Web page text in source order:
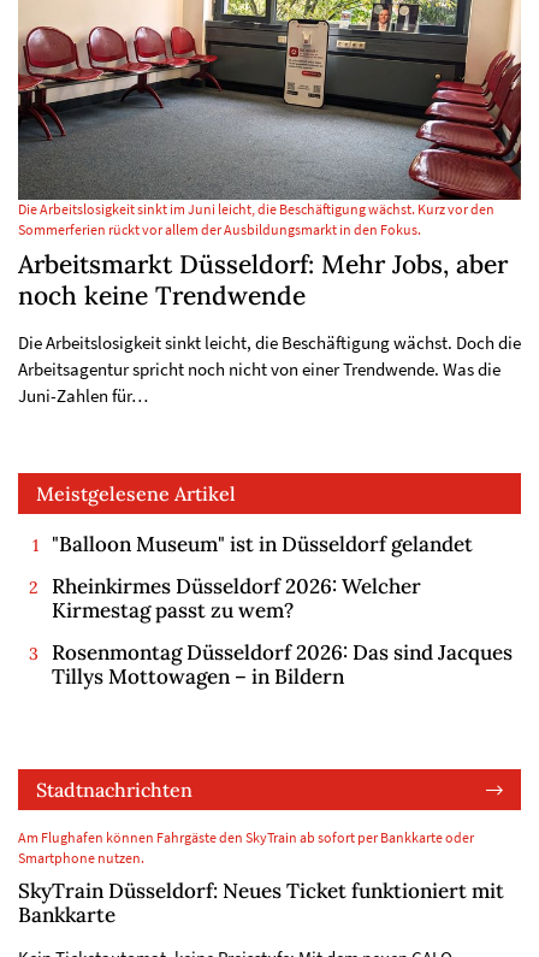
Die Arbeitslosigkeit sinkt im Juni leicht, die Beschäftigung wächst. Kurz vor den
Sommerferien rückt vor allem der Ausbildungsmarkt in den Fokus.
Arbeitsmarkt Düsseldorf: Mehr Jobs, aber
noch keine Trendwende
Die Arbeitslosigkeit sinkt leicht, die Beschäftigung wächst. Doch die
Arbeitsagentur spricht noch nicht von einer Trendwende. Was die
Juni-Zahlen für…
Meistgelesene Artikel
"Balloon Museum" ist in Düsseldorf gelandet
Rheinkirmes Düsseldorf 2026: Welcher
Kirmestag passt zu wem?
Rosenmontag Düsseldorf 2026: Das sind Jacques
Tillys Mottowagen – in Bildern
Stadtnachrichten
Am Flughafen können Fahrgäste den SkyTrain ab sofort per Bankkarte oder
Smartphone nutzen.
SkyTrain Düsseldorf: Neues Ticket funktioniert mit
Bankkarte